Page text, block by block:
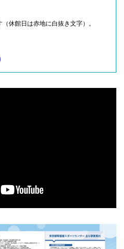
休館日は赤地に白抜き文字）。